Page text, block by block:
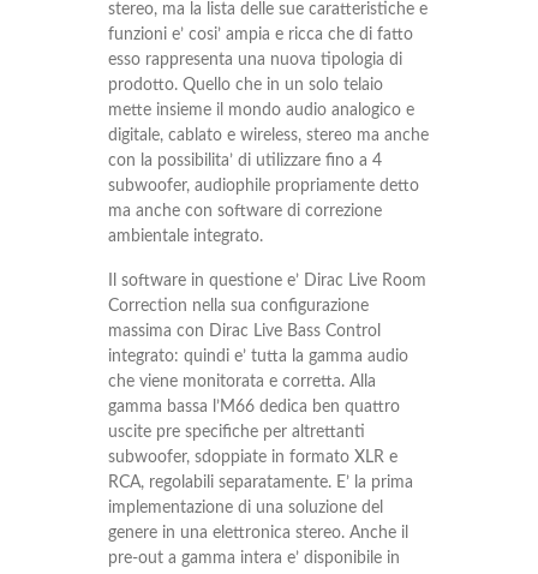
stereo, ma la lista delle sue caratteristiche e
funzioni e’ cosi’ ampia e ricca che di fatto
esso rappresenta una nuova tipologia di
prodotto. Quello che in un solo telaio
mette insieme il mondo audio analogico e
digitale, cablato e wireless, stereo ma anche
con la possibilita’ di utilizzare fino a 4
subwoofer, audiophile propriamente detto
ma anche con software di correzione
ambientale integrato.
Il software in questione e’ Dirac Live Room
Correction nella sua configurazione
massima con Dirac Live Bass Control
integrato: quindi e’ tutta la gamma audio
che viene monitorata e corretta. Alla
gamma bassa l’M66 dedica ben quattro
uscite pre specifiche per altrettanti
subwoofer, sdoppiate in formato XLR e
RCA, regolabili separatamente. E’ la prima
implementazione di una soluzione del
genere in una elettronica stereo. Anche il
pre-out a gamma intera e’ disponibile in